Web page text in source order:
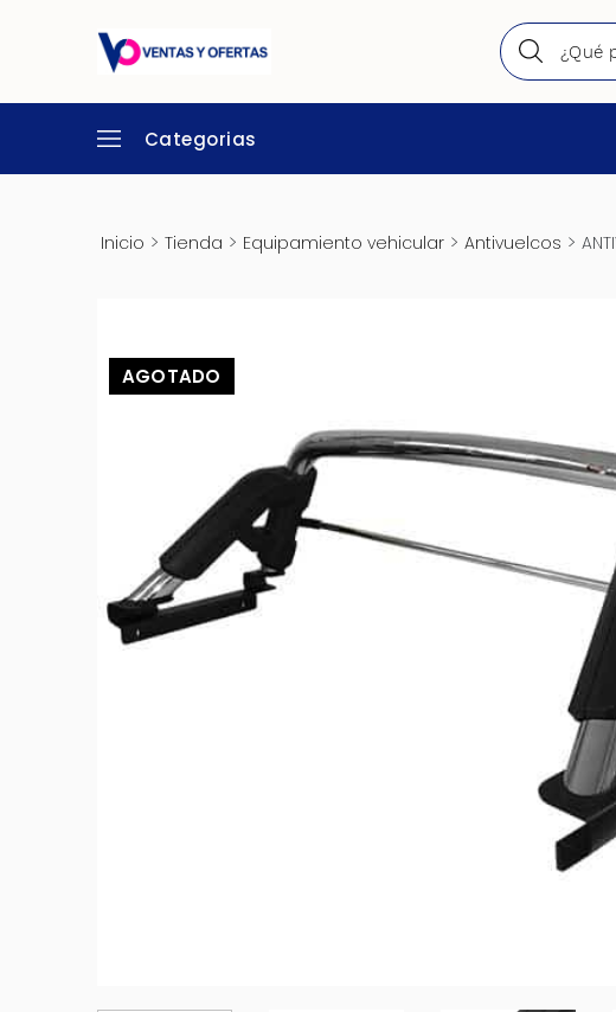
Categorias
Inicio > Tienda > Equipamiento vehicular> Antivuelcos >
AGOTADO